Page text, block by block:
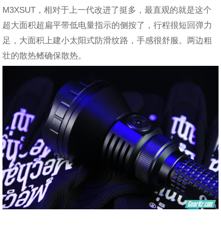
M3XSUT，相对于上一代改进了挺多，最直观的就是这个
超大面积超扁平带低电量指示的侧按了，行程很短回弹力
足，大面积上建小太阳式防滑纹路，手感很舒服。两边粗
壮的散热鳍确保散热。